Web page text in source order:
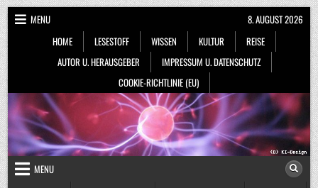
Skip
to
content
MENU
HOME
LESESTOFF WISSEN KULTUR
REISE
AUTOR U. HERAUSGEBER
IMPRESSUM U. DATENSCHUTZ
COOKIE-RICHTLINIE (EU)
8. AUGUST 2026
MENU